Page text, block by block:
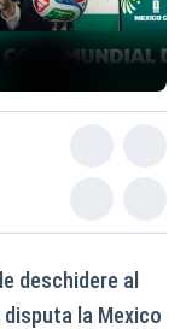
deschidere al
disputa la Mexico